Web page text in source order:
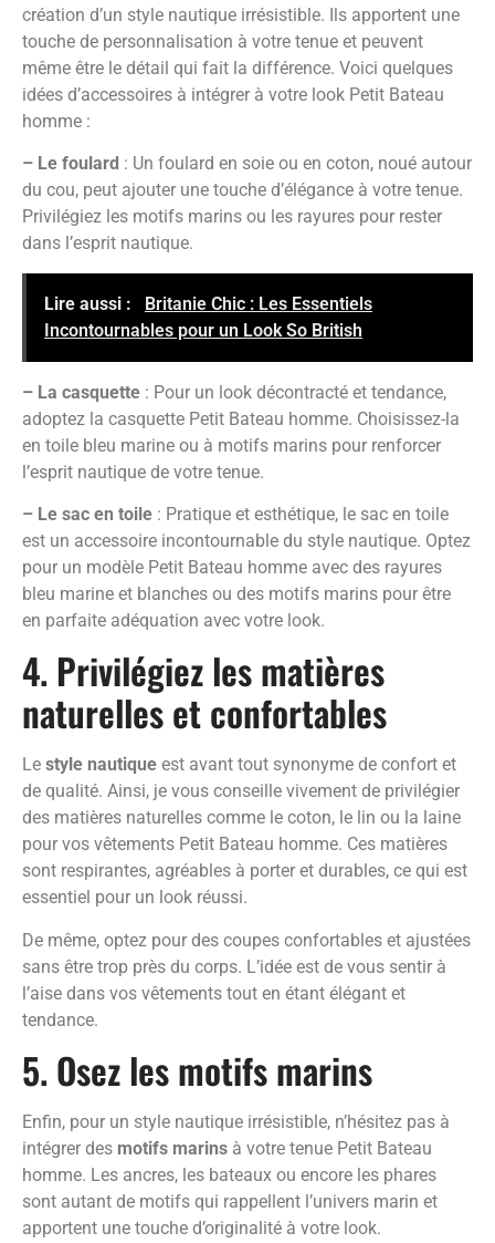
création d’un style nautique irrésistible. Ils apportent une
touche de personnalisation à votre tenue et peuvent
même être le détail qui fait la différence. Voici quelques
idées d’accessoires à intégrer à votre look Petit Bateau
homme :
– Le foulard : Un foulard en soie ou en coton, noué autour
du cou, peut ajouter une touche d’élégance à votre tenue.
Privilégiez les motifs marins ou les rayures pour rester
dans l’esprit nautique.
Lire aussi :
Britanie Chic : Les Essentiels
Incontournables pour un Look So British
– La casquette : Pour un look décontracté et tendance,
adoptez la casquette Petit Bateau homme. Choisissez-la
en toile bleu marine ou à motifs marins pour renforcer
l’esprit nautique de votre tenue.
– Le sac en toile : Pratique et esthétique, le sac en toile
est un accessoire incontournable du style nautique. Optez
pour un modèle Petit Bateau homme avec des rayures
bleu marine et blanches ou des motifs marins pour être
en parfaite adéquation avec votre look.
4. Privilégiez les matières
naturelles et confortables
Le style nautique est avant tout synonyme de confort et
de qualité. Ainsi, je vous conseille vivement de privilégier
des matières naturelles comme le coton, le lin ou la laine
pour vos vêtements Petit Bateau homme. Ces matières
sont respirantes, agréables à porter et durables, ce qui est
essentiel pour un look réussi.
De même, optez pour des coupes confortables et ajustées
sans être trop près du corps. L’idée est de vous sentir à
l’aise dans vos vêtements tout en étant élégant et
tendance.
5. Osez les motifs marins
Enfin, pour un style nautique irrésistible, n’hésitez pas à
intégrer des motifs marins à votre tenue Petit Bateau
homme. Les ancres, les bateaux ou encore les phares
sont autant de motifs qui rappellent l’univers marin et
apportent une touche d’originalité à votre look.